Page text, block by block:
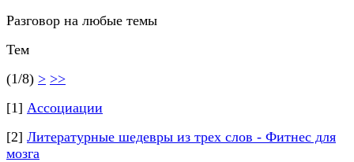
Разговор на любые темы
Тем
(1/8) > >>
[1] Ассоциации
[2] Литературные шедевры из трех слов - Фитнес для
мозга